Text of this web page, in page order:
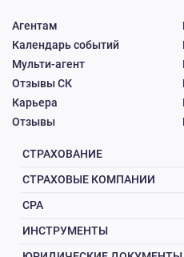
Агентам
Календарь событий
Мульти-агент
Отзывы СК
Карьера
Отзывы
СТРАХОВАНИЕ
СТРАХОВЫЕ КОМПАНИИ
CPA
ИНСТРУМЕНТЫ